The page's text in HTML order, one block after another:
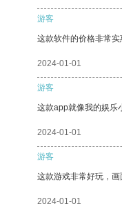
游客
这款软件的价格非常实
2024-01-01
游客
这款app就像我的娱乐
2024-01-01
游客
这款游戏非常好玩，画
2024-01-01